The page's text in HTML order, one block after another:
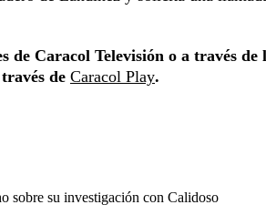
de Caracol Televisión o a través de
de Caracol Play.
sobre su investigación con Calidoso